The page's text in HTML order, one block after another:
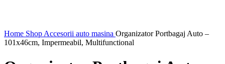
Home Shop Accesorii auto masina Organizator Portbagaj Auto –
101x46cm, Impermeabil, Multifunctional